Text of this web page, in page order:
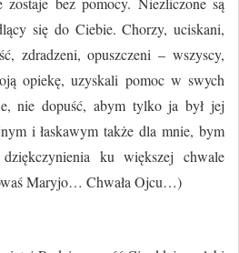
się do Ciebie. Chorzy, uciskani,
zdradzeni, opuszczeni – wszyscy,
opiekę, uzyskali pomoc w swych
nie dopuść, abym tylko ja był jej
i łaskawym także dla mnie, bym
ku większej chwale
Maryjo… Chwała Ojcu…)